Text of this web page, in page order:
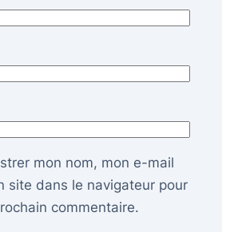
mon nom, mon e-mail
site dans le navigateur pour
commentaire.